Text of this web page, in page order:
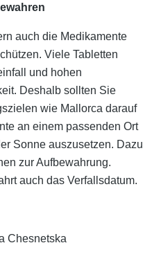
auch die Medikamente
Viele Tabletten
und hohen
Deshalb sollten Sie
wie Mallorca darauf
an einem passenden Ort
Sonne auszusetzen. Dazu
zur Aufbewahrung.
auch das Verfallsdatum.
Chesnetska